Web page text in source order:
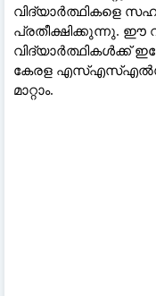
വിദ്യാർത്ഥികളെ
പ്രതീക്ഷിക്കുന്നു. ഈ
വിദ്യാർത്ഥികൾക്ക്
കേരള എസ്എസ്എൽസി
മാറ്റാം.